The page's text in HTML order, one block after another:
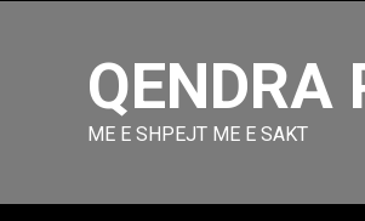
QENDRA
ME E SHPEJT ME E SAKT